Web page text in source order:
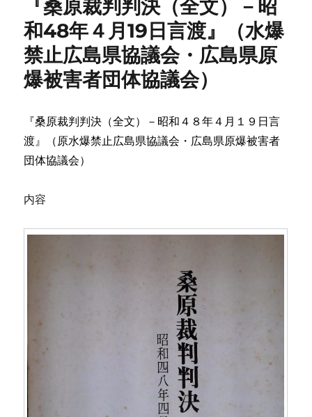
ー
『桑原裁判判決（全文）－昭
和48年４月19日言渡』（水爆
禁止広島県協議会・広島県原
爆被害者団体協議会）
『桑原裁判判決（全文）－昭和４８年４月１９日言
渡』（原水爆禁止広島県協議会・広島県原爆被害者
団体協議会）
内容